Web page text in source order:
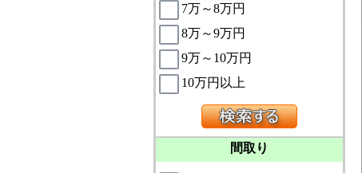
7万～8万円
8万～9万円
9万～10万円
10万円以上
間取り